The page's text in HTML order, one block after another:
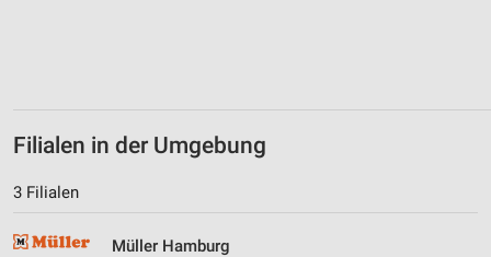
Filialen in der Umgebung
3 Filialen
Müller Hamburg